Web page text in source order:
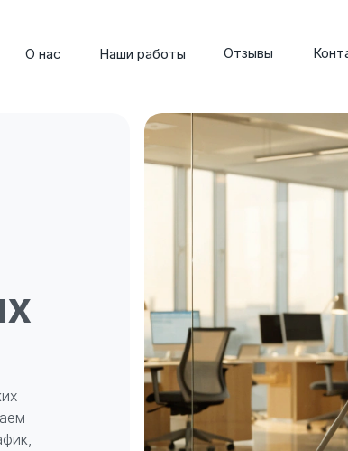
Отзывы
Наши работы
О нас